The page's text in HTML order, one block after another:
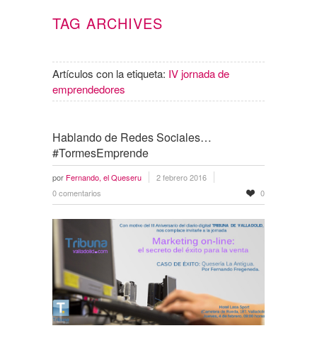
TAG ARCHIVES
Artículos con la etiqueta: IV jornada de
emprendedores
Hablando de Redes Sociales…
#TormesEmprende
por Fernando, el Queseru
2 febrero 2016
0 comentarios
0